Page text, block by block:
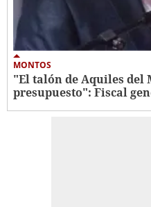
MONTOS
"El talón de Aquiles del
presupuesto": Fiscal